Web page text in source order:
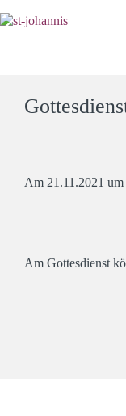
Am 21.11.2021
Am Gottesdienst